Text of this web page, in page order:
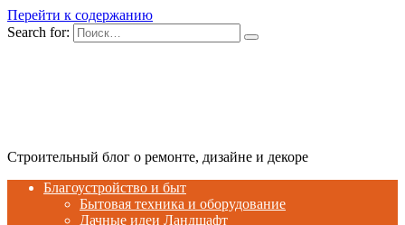
Перейти к содержанию
Search for:
Строительный блог о ремонте, дизайне и декоре
Благоустройство и быт
Бытовая техника и оборудование
Дачные идеи Ландшафт